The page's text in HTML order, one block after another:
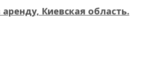
Киевская область.